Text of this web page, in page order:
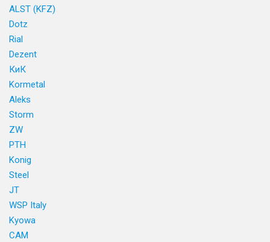
ALST (KFZ)
Dotz
Rial
Dezent
КиК
Kormetal
Aleks
Storm
ZW
PTH
Konig
Steel
JT
WSP Italy
Kyowa
CAM